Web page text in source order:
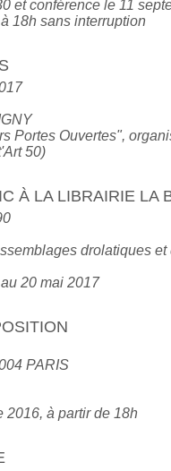
et conférence le 11
18h sans interruption
Portes Ouvertes",
50)
À LA LIBRAIRIE LA
drolatiques
20 mai 2017
PARIS
2016, à partir de 18h